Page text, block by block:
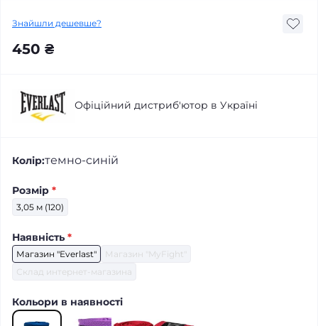
Знайшли дешевше?
450 ₴
Офіційний дистриб'ютор в Україні
Колір:темно-синій
Розмір *
3,05 м (120)
Наявність *
Магазин "Everlast"
Магазин "MyFight"
Склад интернет-магазина
Кольори в наявності